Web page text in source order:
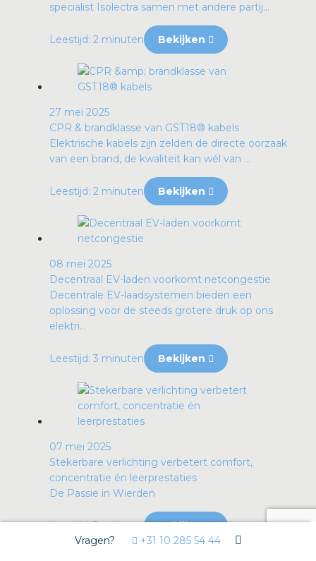
specialist Isolectra samen met andere partij...
Leestijd: 2 minuten Bekijken
27 mei 2025
CPR & brandklasse van GST18® kabels
Elektrische kabels zijn zelden de directe oorzaak
van een brand, de kwaliteit kan wél van ...
Leestijd: 2 minuten Bekijken
08 mei 2025
Decentraal EV-laden voorkomt netcongestie
Decentrale EV-laadsystemen bieden een
oplossing voor de steeds grotere druk op ons
elektri...
Leestijd: 3 minuten Bekijken
07 mei 2025
Stekerbare verlichting verbetert comfort,
concentratie én leerprestaties
De Passie in Wierden
Leestijd: 3 minuten
Bekijken
Vragen?
+31 10 285 54 44